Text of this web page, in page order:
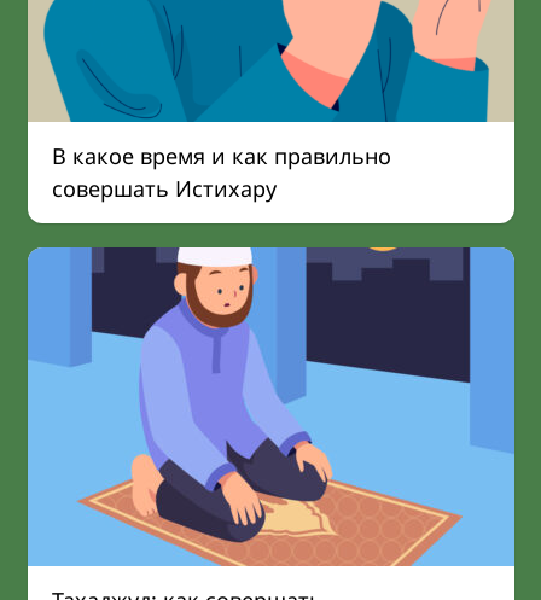
В какое время и как правильно
совершать Истихару